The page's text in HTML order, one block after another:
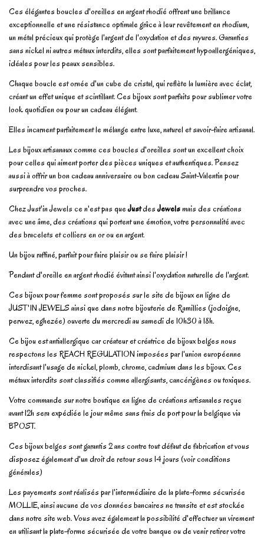
Ces élégantes boucles d'oreilles en argent rhodié offrent une brillance
exceptionnelle et une résistance optimale grâce à leur revêtement en rhodium,
un métal précieux qui protège l'argent de l'oxydation et des rayures. Garanties
sans nickel ni autres métaux interdits, elles sont parfaitement hypoallergéniques,
idéales pour les peaux sensibles.
Chaque boucle est ornée d'un cube de cristal, qui reflète la lumière avec éclat,
créant un effet unique et scintillant. Ces bijoux sont parfaits pour sublimer votre
look quotidien ou pour un cadeau élégant.
Elles incarnent parfaitement le mélange entre luxe, naturel et savoir-faire artisanal.
Les bijoux artisanaux comme ces boucles d'oreilles sont un excellent choix
pour celles qui aiment porter des pièces uniques et authentiques. Pensez
aussi à offrir un bon cadeau anniversaire ou bon cadeau Saint-Valentin pour
surprendre vos proches.
Chez Just'in Jewels ce n'est pas queJustdesJewelsmais des créations
avec une âme, des créations qui portent une émotion, votre personnalité avec
des bracelets et colliers en or ou en argent.
Un bijou raffiné, parfait pour faire plaisir ou se faire plaisir !
Pendant d'oreille en argent rhodié évitant ainsi l'oxydation naturelle de l'argent.
Ces bijoux pour femme sont proposés sur le site de bijoux en ligne de
JUST'IN JEWELS ainsi que dans notre bijouterie de Ramillies (jodoigne,
perwez, eghezée) ouverte du mercredi au samedi de 10h30 à 18h.
Ce bijou est antiallergique car créateur et créatrice de bijoux belges nous
respectons les REACH REGULATION imposées par l'union européenne
interdisant l'usage de nickel, plomb, chrome, cadmium dans les bijoux. Ces
métaux interdits sont classifiés comme allergisants, cancérigènes ou toxiques.
Votre commande sur notre boutique en ligne de créations artisanales reçue
avant 12h sera expédiée le jour même sans frais de port pour la belgique via
BPOST.
Ces bijoux belges sont garantis 2 ans contre tout défaut de fabrication et vous
disposez également d'un droit de retour sous 14 jours (voir conditions
générales)
Les payements sont réalisés par l'intermédiaire de la plate-forme sécurisée
MOLLIE, ainsi aucune de vos données bancaires ne transite et est stockée
dans notre site web. Vous avez également la possibilité d'effectuer un virement
en utilisant la plate-forme sécurisée de votre banque ou de venir retirer votre